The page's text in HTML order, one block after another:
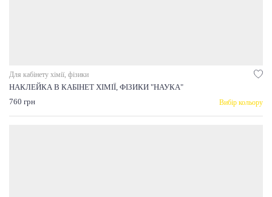
Для кабінету хімії, фізики
НАКЛЕЙКА В КАБІНЕТ ХІМІЇ, ФІЗИКИ "НАУКА"
760 грн
Вибір кольору